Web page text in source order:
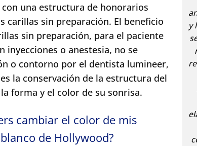
y
una estructura de honorarios
carillas sin preparación. El beneficio
sin preparación, para el paciente
inyecciones o anestesia, no se
o contorno por el dentista lumineer,
la conservación de la estructura del
forma y el color de su sonrisa.
cambiar el color de mis
de Hollywood?